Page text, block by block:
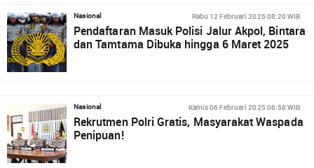
Nasional Rabu 12 Februari 2025 08:20 WIB
Pendaftaran Masuk Polisi Jalur Akpol, Bintara
dan Tamtama Dibuka hingga 6 Maret 2025
Nasional Kamis 06 Februari 2025 06:58 WIB
Rekrutmen Polri Gratis, Masyarakat Waspada
Penipuan!